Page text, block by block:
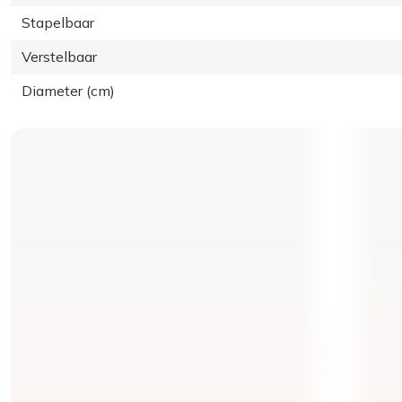
Stapelbaar
Verstelbaar
Diameter (cm)